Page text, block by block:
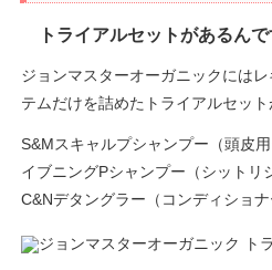
トライアルセットがあるんで
ジョンマスターオーガニックには
テムだけを詰めたトライアルセット
S&Mスキャルプシャンプー（頭皮
イブニングPシャンプー（シット
C&Nデタングラー（コンディショ